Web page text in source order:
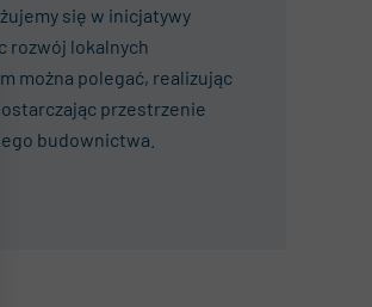
się w inicjatywy
rozwój lokalnych
można polegać, realizując
przestrzenie
budownictwa.